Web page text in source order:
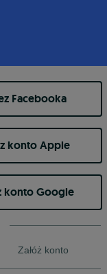
Facebooka
konto Apple
konto Google
Załóż konto